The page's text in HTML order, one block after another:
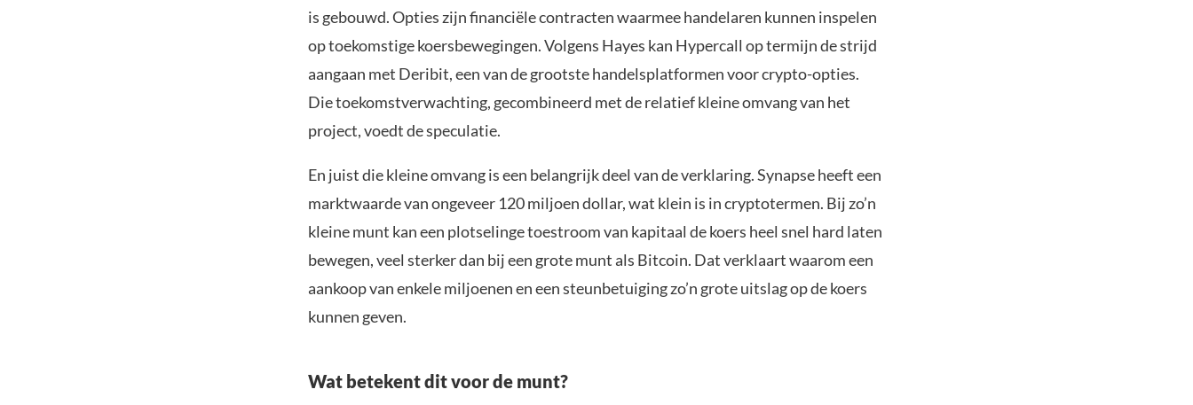
is gebouwd. Opties zijn financiële contracten waarmee handelaren kunnen inspelen
op toekomstige koersbewegingen. Volgens Hayes kan Hypercall op termijn de strijd
aangaan met Deribit, een van de grootste handelsplatformen voor crypto-opties.
Die toekomstverwachting, gecombineerd met de relatief kleine omvang van het
project, voedt de speculatie.
En juist die kleine omvang is een belangrijk deel van de verklaring. Synapse heeft een
marktwaarde van ongeveer 120 miljoen dollar, wat klein is in cryptotermen. Bij zo’n
kleine munt kan een plotselinge toestroom van kapitaal de koers heel snel hard laten
bewegen, veel sterker dan bij een grote munt als Bitcoin. Dat verklaart waarom een
aankoop van enkele miljoenen en een steunbetuiging zo’n grote uitslag op de koers
kunnen geven.
Wat betekent dit voor de munt?